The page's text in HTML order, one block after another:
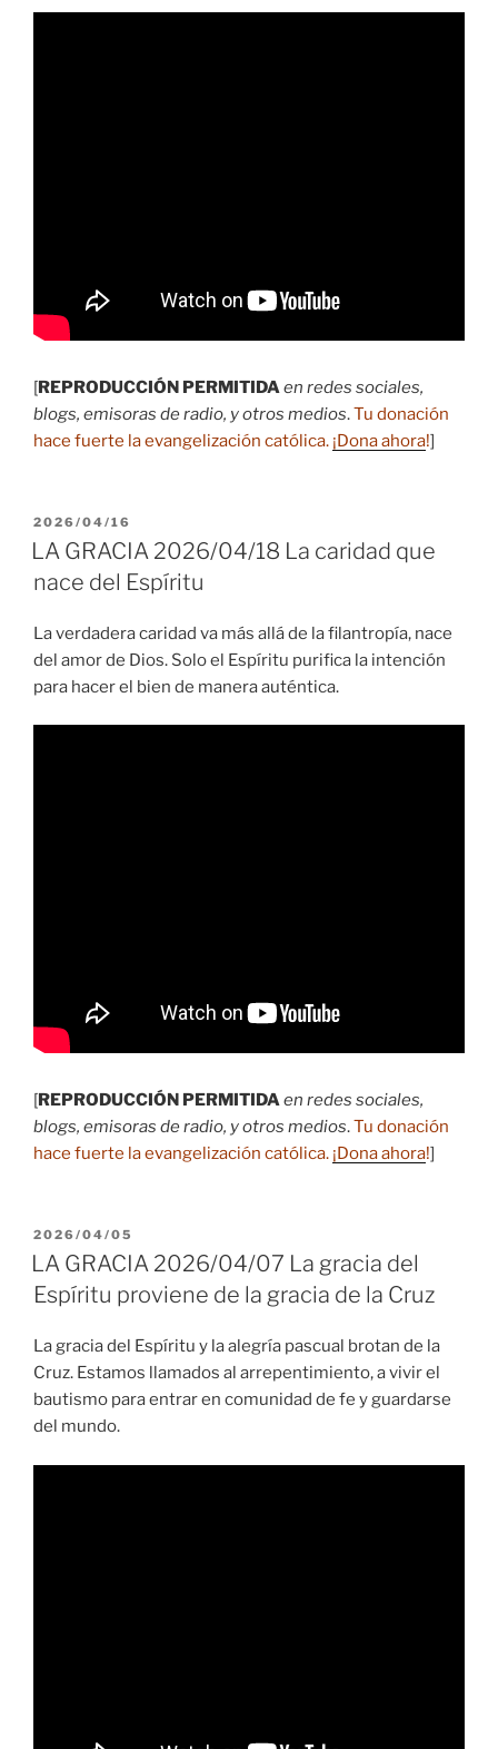
[REPRODUCCIÓN PERMITIDA en redes sociales,
blogs, emisoras de radio, y otros medios.Tu donación
hace fuerte la evangelización católica. ¡Dona ahora!]
PUBLICADO
EL
2026/04/16
LA GRACIA 2026/04/18 La caridad que
nace del Espíritu
La verdadera caridad va más allá de la filantropía, nace
del amor de Dios. Solo el Espíritu purifica la intención
para hacer el bien de manera auténtica.
[REPRODUCCIÓN PERMITIDAen redes sociales,
blogs, emisoras de radio, y otros medios.Tu donación
hace fuerte la evangelización católica. ¡Dona ahora!]
PUBLICADO
EL
2026/04/05
LA GRACIA 2026/04/07 La gracia del
Espíritu proviene de la gracia de la Cruz
La gracia del Espíritu y la alegría pascual brotan de la
Cruz. Estamos llamados al arrepentimiento, a vivir el
bautismo para entrar en comunidad de fe y guardarse
del mundo.